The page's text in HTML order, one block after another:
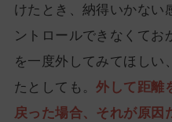
けたとき、納得いかない
ントロールできなくてお
を一度外してみてほしい
たとしても。外して距離
戻った場合、それが原因